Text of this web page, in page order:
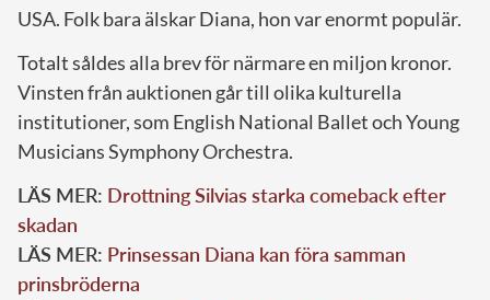
USA. Folk bara älskar Diana, hon var enormt populär.
Totalt såldes alla brev för närmare en miljon kronor.
Vinsten från auktionen går till olika kulturella
institutioner, som English National Ballet och Young
Musicians Symphony Orchestra.
LÄS MER: Drottning Silvias starka comeback efter
skadan
LÄS MER: Prinsessan Diana kan föra samman
prinsbröderna